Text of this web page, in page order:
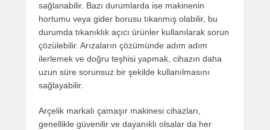
sağlanabilir. Bazı durumlarda ise makinenin
hortumu veya gider borusu tıkanmış olabilir, bu
durumda tıkanıklık açıcı ürünler kullanılarak sorun
çözülebilir. Arızaların çözümünde adım adım
ilerlemek ve doğru teşhisi yapmak, cihazın daha
uzun süre sorunsuz bir şekilde kullanılmasını
sağlayabilir.
Arçelik markalı çamaşır makinesi cihazları,
genellikle güvenilir ve dayanıklı olsalar da her